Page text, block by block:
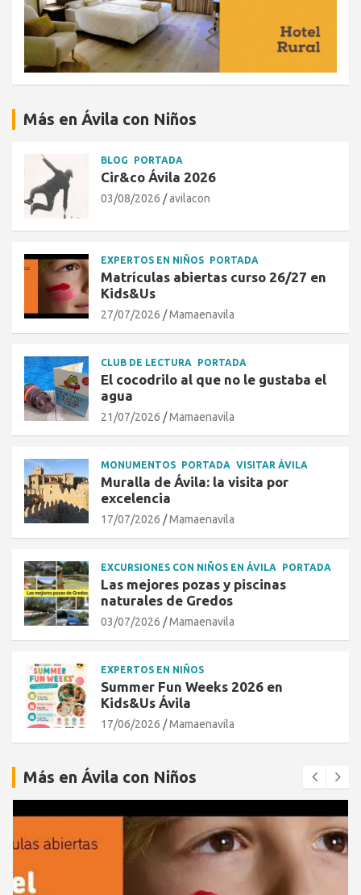
Más en Ávila con Niños
BLOG PORTADA
Cir&co Ávila 2026
03/08/2026 avilacon
EXPERTOS EN NIÑOS PORTADA
Matrículas abiertas curso 26/27 en
Kids&Us
27/07/2026 Mamaenavila
CLUB DE LECTURA PORTADA
El cocodrilo al que no le gustaba el
agua
21/07/2026 Mamaenavila
MONUMENTOS PORTADA VISITAR ÁVILA
Muralla de Ávila: la visita por
excelencia
17/07/2026 Mamaenavila
EXCURSIONES CON NIÑOS EN ÁVILA PORTADA
Las mejores pozas y piscinas
naturales de Gredos
03/07/2026 Mamaenavila
EXPERTOS EN NIÑOS
Summer Fun Weeks 2026 en
Kids&Us Ávila
17/06/2026 Mamaenavila
Más en Ávila con Niños